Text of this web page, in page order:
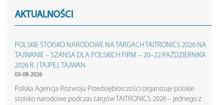
AKTUALNOŚCI
POLSKIE STOISKO NARODOWE NA TARGACH TAITRONICS 2026 NA
TAJWANIE – SZANSA DLA POLSKICH FIRM – 20–22 PAŹDZIERNIKA
2026 R. | TAJPEJ, TAJWAN
03-08-2026
Polska Agencja Rozwoju Przedsiębiorczości organizuje polskie
stoisko narodowe podczas targów TAITRONICS 2026 – jednego z